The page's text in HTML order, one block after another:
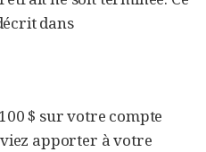
dans
$ sur votre compte
apporter à votre